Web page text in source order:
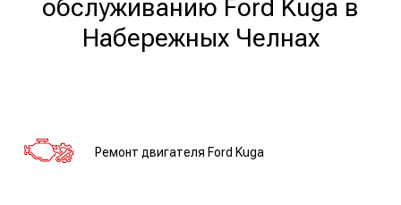
обслуживанию Ford Kuga в
Набережных Челнах
Ремонт двигателя Ford Kuga